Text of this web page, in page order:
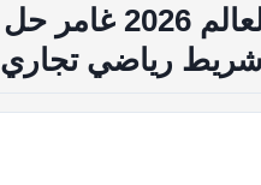
رياضي تجاري